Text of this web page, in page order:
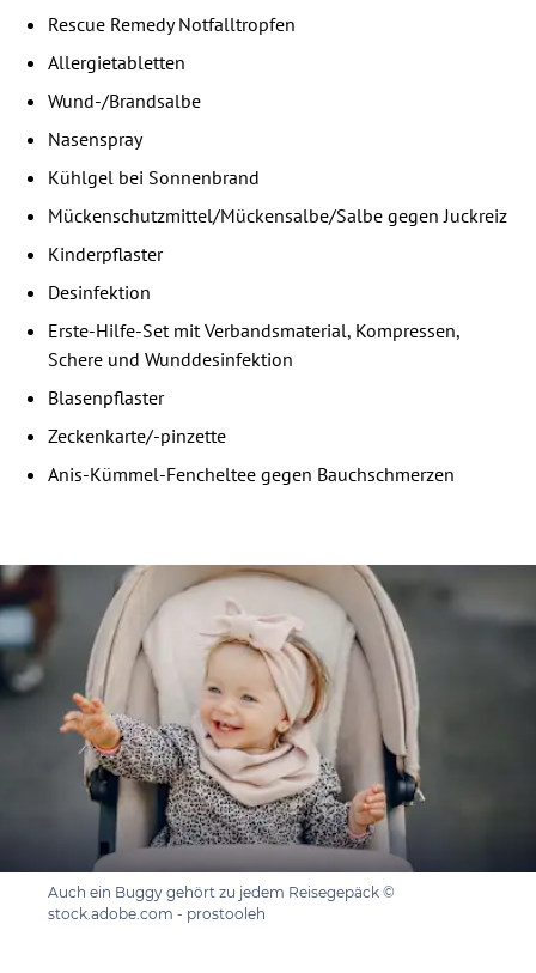
Rescue Remedy Notfalltropfen
Allergietabletten
Wund-/Brandsalbe
Nasenspray
Kühlgel bei Sonnenbrand
Mückenschutzmittel/Mückensalbe/Salbe gegen Juckreiz
Kinderpflaster
Desinfektion
Erste-Hilfe-Set mit Verbandsmaterial, Kompressen,
Schere und Wunddesinfektion
Blasenpflaster
Zeckenkarte/-pinzette
Anis-Kümmel-Fencheltee gegen Bauchschmerzen
Auch ein Buggy gehört zu jedem Reisegepäck ©
stock.adobe.com - prostooleh